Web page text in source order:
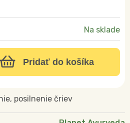
Na sklade
Pridať do košíka
posilnenie čriev